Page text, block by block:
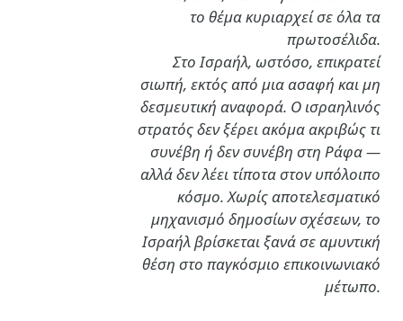
το θέμα κυριαρχεί σε όλα τα
πρωτοσέλιδα.
Στο Ισραήλ, ωστόσο, επικρατεί
σιωπή, εκτός από μια ασαφή και μη
δεσμευτική αναφορά. Ο ισραηλινός
στρατός δεν ξέρει ακόμα ακριβώς τι
συνέβη ή δεν συνέβη στη Ράφα —
αλλά δεν λέει τίποτα στον υπόλοιπο
κόσμο. Χωρίς αποτελεσματικό
μηχανισμό δημοσίων σχέσεων, το
Ισραήλ βρίσκεται ξανά σε αμυντική
θέση στο παγκόσμιο επικοινωνιακό
μέτωπο.